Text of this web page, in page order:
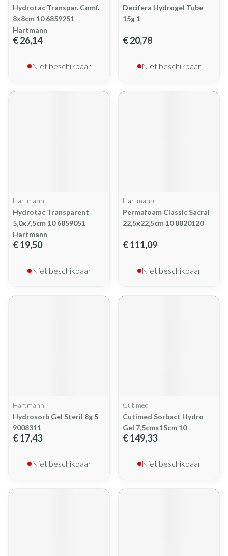
Hydrotac Transpar. Comf.
8x8cm 10 6859251
Hartmann
€ 26,14
Niet beschikbaar
Decifera Hydrogel Tube
15g 1
€ 20,78
Niet beschikbaar
Hartmann
Hydrotac Transparent
5,0x7,5cm 10 6859051
Hartmann
€ 19,50
Niet beschikbaar
Hartmann
Permafoam Classic Sacral
22,5x22,5cm 10 8820120
€ 111,09
Niet beschikbaar
Hartmann
Hydrosorb Gel Steril 8g 5
9008311
€ 17,43
Niet beschikbaar
Cutimed
Cutimed Sorbact Hydro
Gel 7,5cmx15cm 10
€ 149,33
Niet beschikbaar